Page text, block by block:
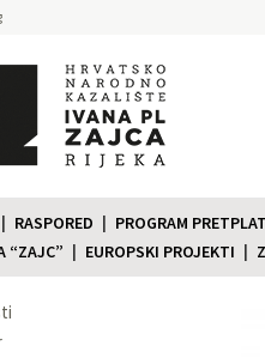
RASPORED PROGRAM
“ZAJC”
EUROPSKI PROJEKTI